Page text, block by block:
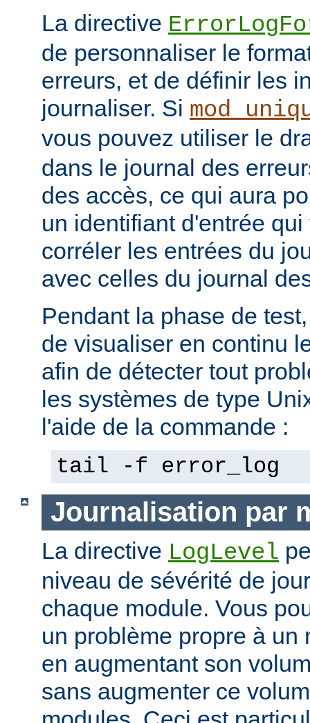
La directive
de personnaliser le
erreurs, et de définir les
journaliser. Si
vous pouvez utiliser le
dans le journal des
des accès, ce qui aura
un identifiant d'entrée
corréler les entrées du
avec celles du journal
Pendant la phase de
de visualiser en continu
afin de détecter tout
les systèmes de type
l'aide de la commande :
tail -f error_log
Journalisation par
La directive LogLevel
niveau de sévérité de
chaque module. Vous
un problème propre à un
en augmentant son
sans augmenter ce